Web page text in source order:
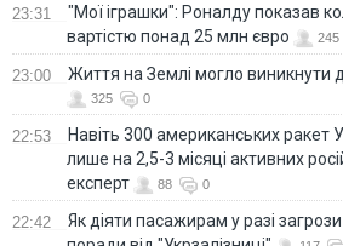
23:31
"Мої іграшки": Роналду показав
вартістю понад 25 млн євро
245
23:00 Життя на Землі могло виникнути
325 0
22:53
Навіть 300 американських ракет
лише на 2,5-3 місяці активних
експерт
88 0
22:42
Як діяти пасажирам у разі